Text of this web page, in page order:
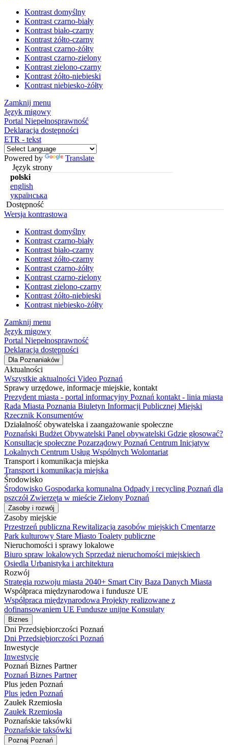
Kontrast domyślny
Kontrast czarno-biały
Kontrast biało-czarny
Kontrast żółto-czarny
Kontrast czarno-żółty
Kontrast czarno-zielony
Kontrast zielono-czarny
Kontrast żółto-niebieski
Kontrast niebiesko-żółty
Zamknij menu
Język migowy
Portal Niepełnosprawność
Deklaracja dostępności
ETR - tekst
Powered by
Translate
Język strony
polski
english
українська
Dostępność
Wersja kontrastowa
Kontrast domyślny
Kontrast czarno-biały
Kontrast biało-czarny
Kontrast żółto-czarny
Kontrast czarno-żółty
Kontrast czarno-zielony
Kontrast zielono-czarny
Kontrast żółto-niebieski
Kontrast niebiesko-żółty
Zamknij menu
Język migowy
Portal Niepełnosprawność
Deklaracja dostępności
Dla Poznaniaków
Aktualności
Wszystkie aktualności Video Poznań
Sprawy urzędowe, informacje miejskie, kontakt
Prezydent miasta - portal informacyjny Poznań kontakt - linia miasta
Rada Miasta Poznania Biuletyn Informacji Publicznej Miejski
Rzecznik Konsumentów
Działalność obywatelska i zaangażowanie społeczne
Poznański Budżet Obywatelski Panel obywatelski Gdzie głosować?
Konsultacje społeczne Pozarządowy Poznań Centrum Inicjatyw
Lokalnych Centrum Usług Wspólnych Wolontariat
Transport i komunikacja miejska
Transport i komunikacja miejska
Środowisko
Środowisko Gospodarka komunalna Odpady i recycling Poznań dla
pszczół Zwierzęta w mieście Zielony Poznań
Zasoby i rozwój
Zasoby miejskie
Przestrzeń publiczna Rewitalizacja zasobów miejskich Cmentarze
Park kulturowy Stare Miasto Toalety publiczne
Nieruchomości i sprawy lokalowe
Biuro spraw lokalowych Sprzedaż nieruchomości miejskiech
Osiedla Urbanistyka i architektura
Rozwój
Strategia rozwoju miasta 2040+ Smart City Baza Danych Miasta
Współpraca międzynarodowa i fundusze UE
Współpraca międzynarodowa Projekty realizowane z
dofinansowaniem UE Fundusze unijne Konsulaty
Biznes
Dni Przedsiębiorczości Poznań
Dni Przedsiębiorczości Poznań
Inwestycje
Inwestycje
Poznań Biznes Partner
Poznań Biznes Partner
Plus jeden Poznań
Plus jeden Poznań
Zaułek Rzemiosła
Zaułek Rzemiosła
Poznańskie taksówki
Poznańskie taksówki
Poznaj Poznań